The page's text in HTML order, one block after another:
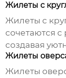
Жилеты с
Жилеты с
сочетаются
создавая
Жилеты
Жилеты